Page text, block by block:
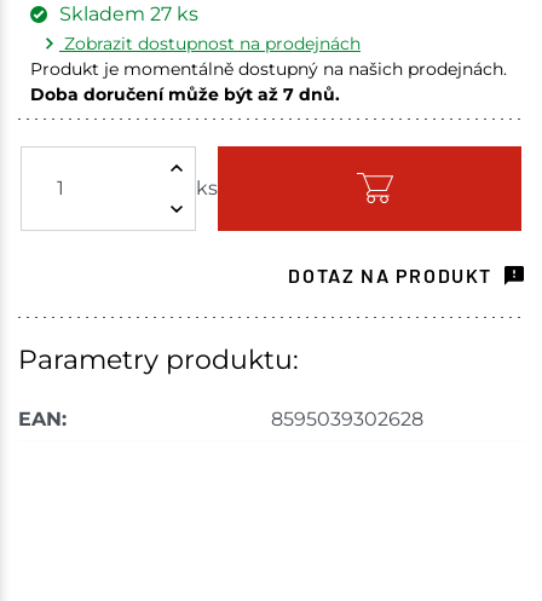
ks
Skladem 27 ks
Zobrazit dostupnost na prodejnách
Produkt je momentálně dostupný na našich prodejnách.
Doba doručení může být až 7 dnů.
Skladem na prodejně - doručení do 7 dnů
Velké Meziříčí 2 ks
DOTAZ NA PRODUKT
Parametry produktu:
EAN: 8595039302628